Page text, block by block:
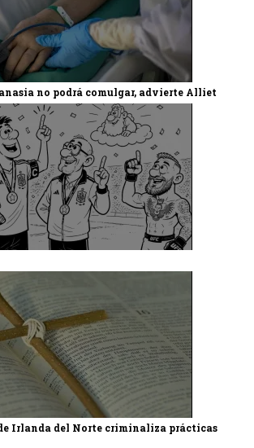
no podrá comulgar, advierte Alliet
Irlanda del Norte criminaliza prácticas